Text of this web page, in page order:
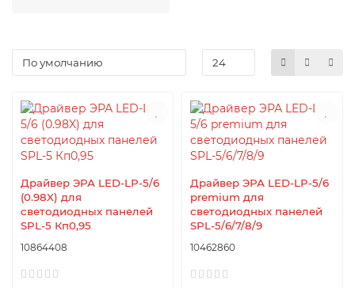
Драйвер ЭРА LED-LP-5/6
(0.98X) для
светодиодных панелей
SPL-5 Кп0,95
10864408
Драйвер ЭРА LED-LP-5/6
premium для
светодиодных панелей
SPL-5/6/7/8/9
10462860